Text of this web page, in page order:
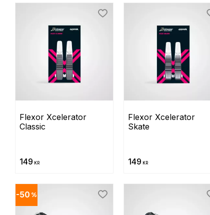
Flexor Xcelerator
Classic
149 KR
Lägg till i favoriter
Flexor Xcelerator
Skate
149 KR
50 % Lägg till i favoriter